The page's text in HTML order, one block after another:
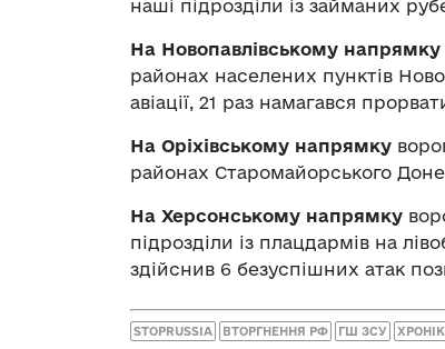
наші підрозділи із займаних
На Новопавлівському напрямку
районах населених пунктів
авіації, 21 раз намагався
На Оріхівському напрямку
районах Старомайорського
На Херсонському напрямку
підрозділи із плацдармів на
здійснив 6 безуспішних атак
STOPRUSSIA ВТОРГНЕННЯ РФ ГШ ЗСУ